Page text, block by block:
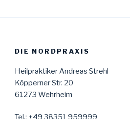
DIE NORDPRAXIS
Heilpraktiker Andreas Strehl
Köpperner Str. 20
61273 Wehrheim
Tel.: +49 38351 959999